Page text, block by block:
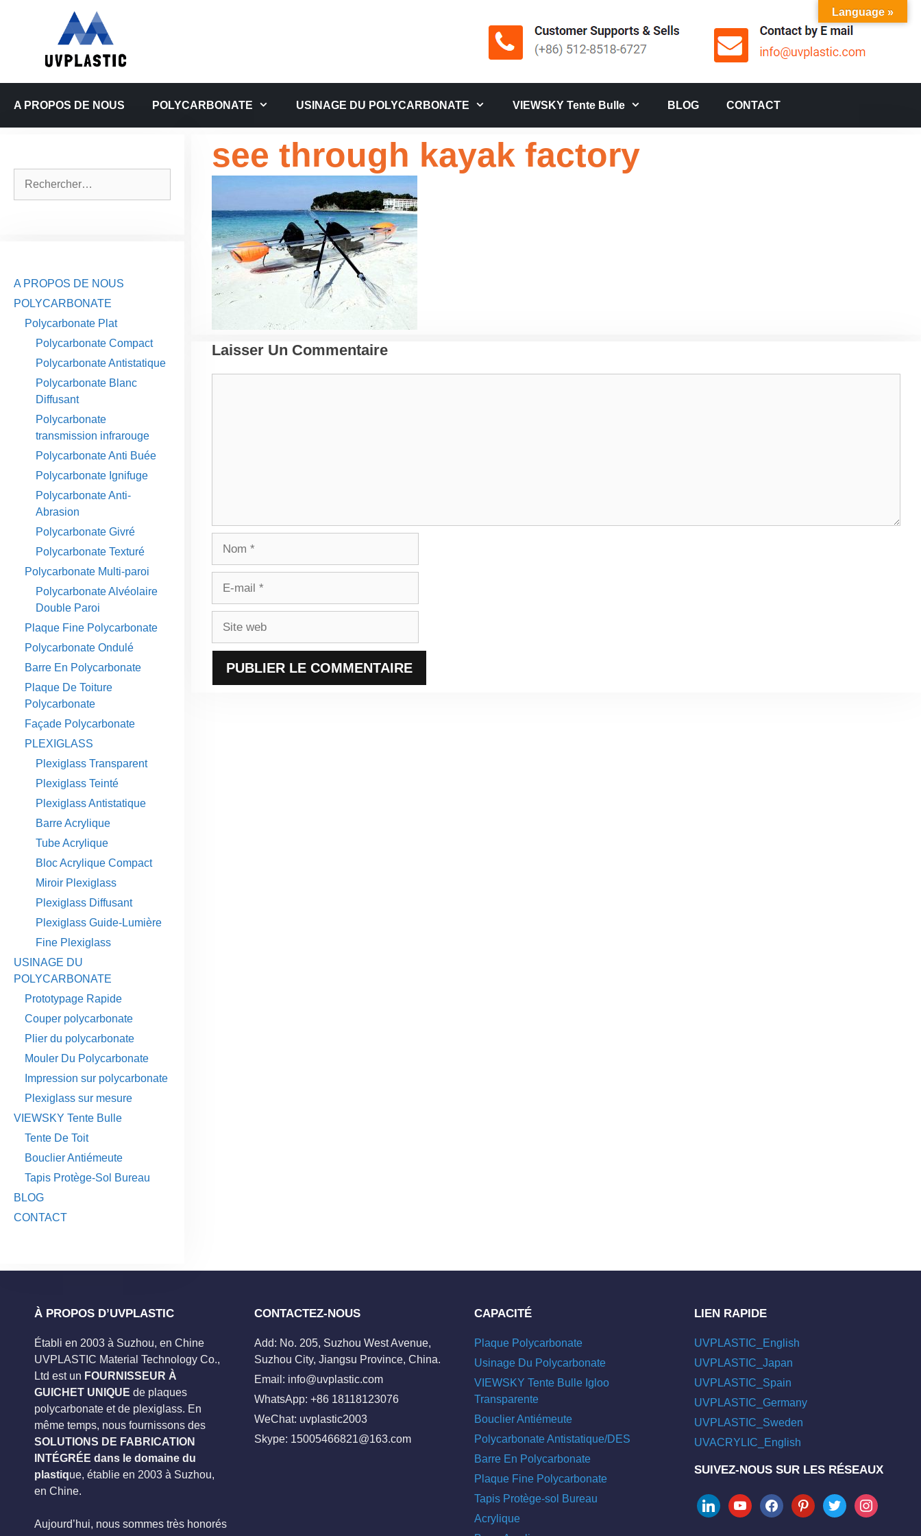
A PROPOS DE NOUS POLYCARBONATE USINAGE DU POLYCARBONATE VIEWSKY Tente Bulle BLOG CONTACT
see through kayak factory
Laisser Un Commentaire
A PROPOS DE NOUS
POLYCARBONATE
Polycarbonate Plat
Polycarbonate Compact
Polycarbonate Antistatique
Polycarbonate Blanc
Diffusant
Polycarbonate
transmission infrarouge
Polycarbonate Anti Buée
Polycarbonate Ignifuge
Polycarbonate Anti-
Abrasion
Polycarbonate Givré
Polycarbonate Texturé
Polycarbonate Multi-paroi
Polycarbonate Alvéolaire
Double Paroi
Plaque Fine Polycarbonate
Polycarbonate Ondulé
Barre En Polycarbonate
Plaque De Toiture
Polycarbonate
Façade Polycarbonate
PLEXIGLASS
Plexiglass Transparent
Plexiglass Teinté
Plexiglass Antistatique
Barre Acrylique
Tube Acrylique
Bloc Acrylique Compact
Miroir Plexiglass
Plexiglass Diffusant
Plexiglass Guide-Lumière
Fine Plexiglass
USINAGE DU
POLYCARBONATE
Prototypage Rapide
Couper polycarbonate
Plier du polycarbonate
Mouler Du Polycarbonate
Impression sur polycarbonate
Plexiglass sur mesure
VIEWSKY Tente Bulle
Tente De Toit
Bouclier Antiémeute
Tapis Protège-Sol Bureau
BLOG
CONTACT
À PROPOS D’UVPLASTIC
Établi en 2003 à Suzhou, en Chine
UVPLASTIC Material Technology Co.,
Ltd est un FOURNISSEUR À
GUICHET UNIQUE de plaques
polycarbonate et de plexiglass. En
même temps, nous fournissons des
SOLUTIONS DE FABRICATION
INTÉGRÉE dans le domaine du
plastique, établie en 2003 à Suzhou,
en Chine.
Aujourd’hui, nous sommes très honorés
CONTACTEZ-NOUS
Add: No. 205, Suzhou West Avenue,
Suzhou City, Jiangsu Province, China.
Email: info@uvplastic.com
WhatsApp: +86 18118123076
WeChat: uvplastic2003
Skype: 15005466821@163.com
CAPACITÉ
Plaque Polycarbonate
Usinage Du Polycarbonate
VIEWSKY Tente Bulle Igloo
Transparente
Bouclier Antiémeute
Polycarbonate Antistatique/DES
Barre En Polycarbonate
Plaque Fine Polycarbonate
Tapis Protège-sol Bureau
Acrylique
LIEN RAPIDE
UVPLASTIC_English
UVPLASTIC_Japan
UVPLASTIC_Spain
UVPLASTIC_Germany
UVPLASTIC_Sweden
UVACRYLIC_English
SUIVEZ-NOUS SUR LES RÉSEAUX
linkedinyoutubefacebookpinteresttwitter instagram
Language »